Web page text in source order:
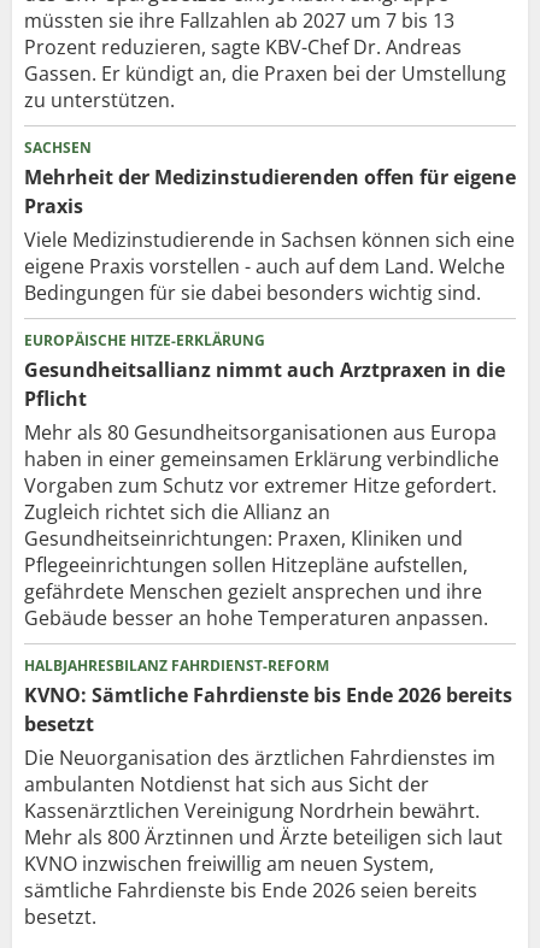
müssten sie ihre Fallzahlen ab 2027 um 7 bis 13
Prozent reduzieren, sagte KBV-Chef Dr. Andreas
Gassen. Er kündigt an, die Praxen bei der Umstellung
zu unterstützen.
SACHSEN
Mehrheit der Medizinstudierenden offen für eigene
Praxis
Viele Medizinstudierende in Sachsen können sich eine
eigene Praxis vorstellen - auch auf dem Land. Welche
Bedingungen für sie dabei besonders wichtig sind.
EUROPÄISCHE HITZE-ERKLÄRUNG
Gesundheitsallianz nimmt auch Arztpraxen in die
Pflicht
Mehr als 80 Gesundheits­organisationen aus Europa
haben in einer gemeinsamen Erklärung verbindliche
Vorgaben zum Schutz vor extremer Hitze gefordert.
Zugleich richtet sich die Allianz an
Gesundheitseinrichtungen: Praxen, Kliniken und
Pflegeeinrichtungen sollen Hitzepläne aufstellen,
gefährdete Menschen gezielt ansprechen und ihre
Gebäude besser an hohe Temperaturen anpassen.
HALBJAHRESBILANZ FAHRDIENST-REFORM
KVNO: Sämtliche Fahrdienste bis Ende 2026 bereits
besetzt
Die Neuorganisation des ärztlichen Fahrdienstes im
ambulanten Notdienst hat sich aus Sicht der
Kassenärztlichen Vereinigung Nordrhein bewährt.
Mehr als 800 Ärztinnen und Ärzte beteiligen sich laut
KVNO inzwischen freiwillig am neuen System,
sämtliche Fahrdienste bis Ende 2026 seien bereits
besetzt.